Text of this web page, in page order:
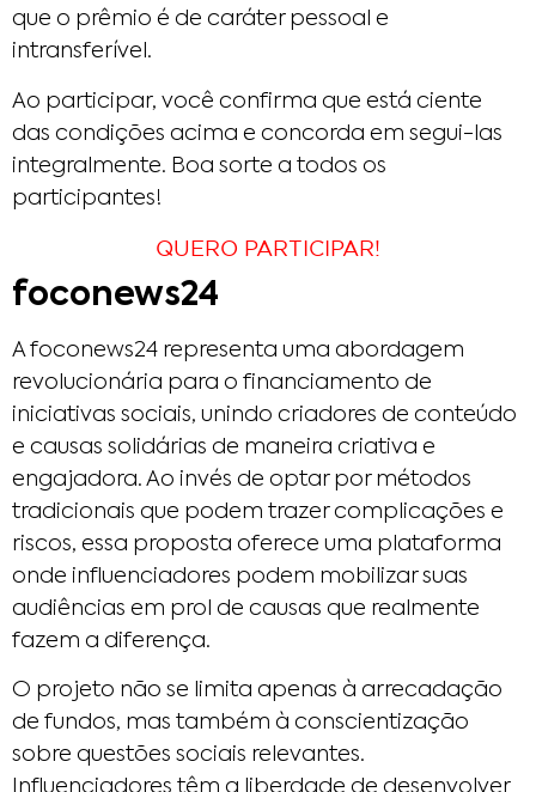
que o prêmio é de caráter pessoal e
intransferível.
Ao participar, você confirma que está ciente
das condições acima e concorda em segui-las
integralmente. Boa sorte a todos os
participantes!
QUERO PARTICIPAR!
foconews24
A foconews24 representa uma abordagem
revolucionária para o financiamento de
iniciativas sociais, unindo criadores de conteúdo
e causas solidárias de maneira criativa e
engajadora. Ao invés de optar por métodos
tradicionais que podem trazer complicações e
riscos, essa proposta oferece uma plataforma
onde influenciadores podem mobilizar suas
audiências em prol de causas que realmente
fazem a diferença.
O projeto não se limita apenas à arrecadação
de fundos, mas também à conscientização
sobre questões sociais relevantes.